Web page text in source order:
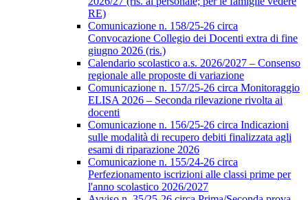
RE)
Comunicazione n. 158/25-26 circa
Convocazione Collegio dei Docenti extra di fine
giugno 2026 (ris.)
Calendario scolastico a.s. 2026/2027 – Consenso
regionale alle proposte di variazione
Comunicazione n. 157/25-26 circa Monitoraggio
ELISA 2026 – Seconda rilevazione rivolta ai
docenti
Comunicazione n. 156/25-26 circa Indicazioni
sulle modalità di recupero debiti finalizzata agli
esami di riparazione 2026
Comunicazione n. 155/24-26 circa
Perfezionamento iscrizioni alle classi prime per
l'anno scolastico 2026/2027